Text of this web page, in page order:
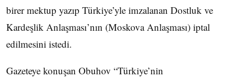
birer mektup yazıp Türkiye’yle imzalanan Dostluk ve
Kardeşlik Anlaşması’nın (Moskova Anlaşması) iptal
edilmesini istedi.
Gazeteye konuşan Obuhov “Türkiye’nin